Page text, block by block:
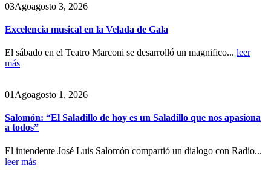
03Agoagosto 3, 2026
Excelencia musical en la Velada de Gala
El sábado en el Teatro Marconi se desarrolló un magnifico... leer
más
01 Agoagosto 1, 2026
Salomón: “El Saladillo de hoy es un Saladillo que nos apasiona
a todos”
El intendente José Luis Salomón compartió un dialogo con Radio...
leer más